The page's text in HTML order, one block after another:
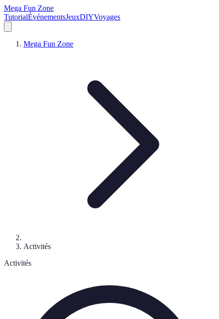
Mega Fun Zone
TutorialÉvénementsJeuxDIYVoyages
Mega Fun Zone
Activités
Activités